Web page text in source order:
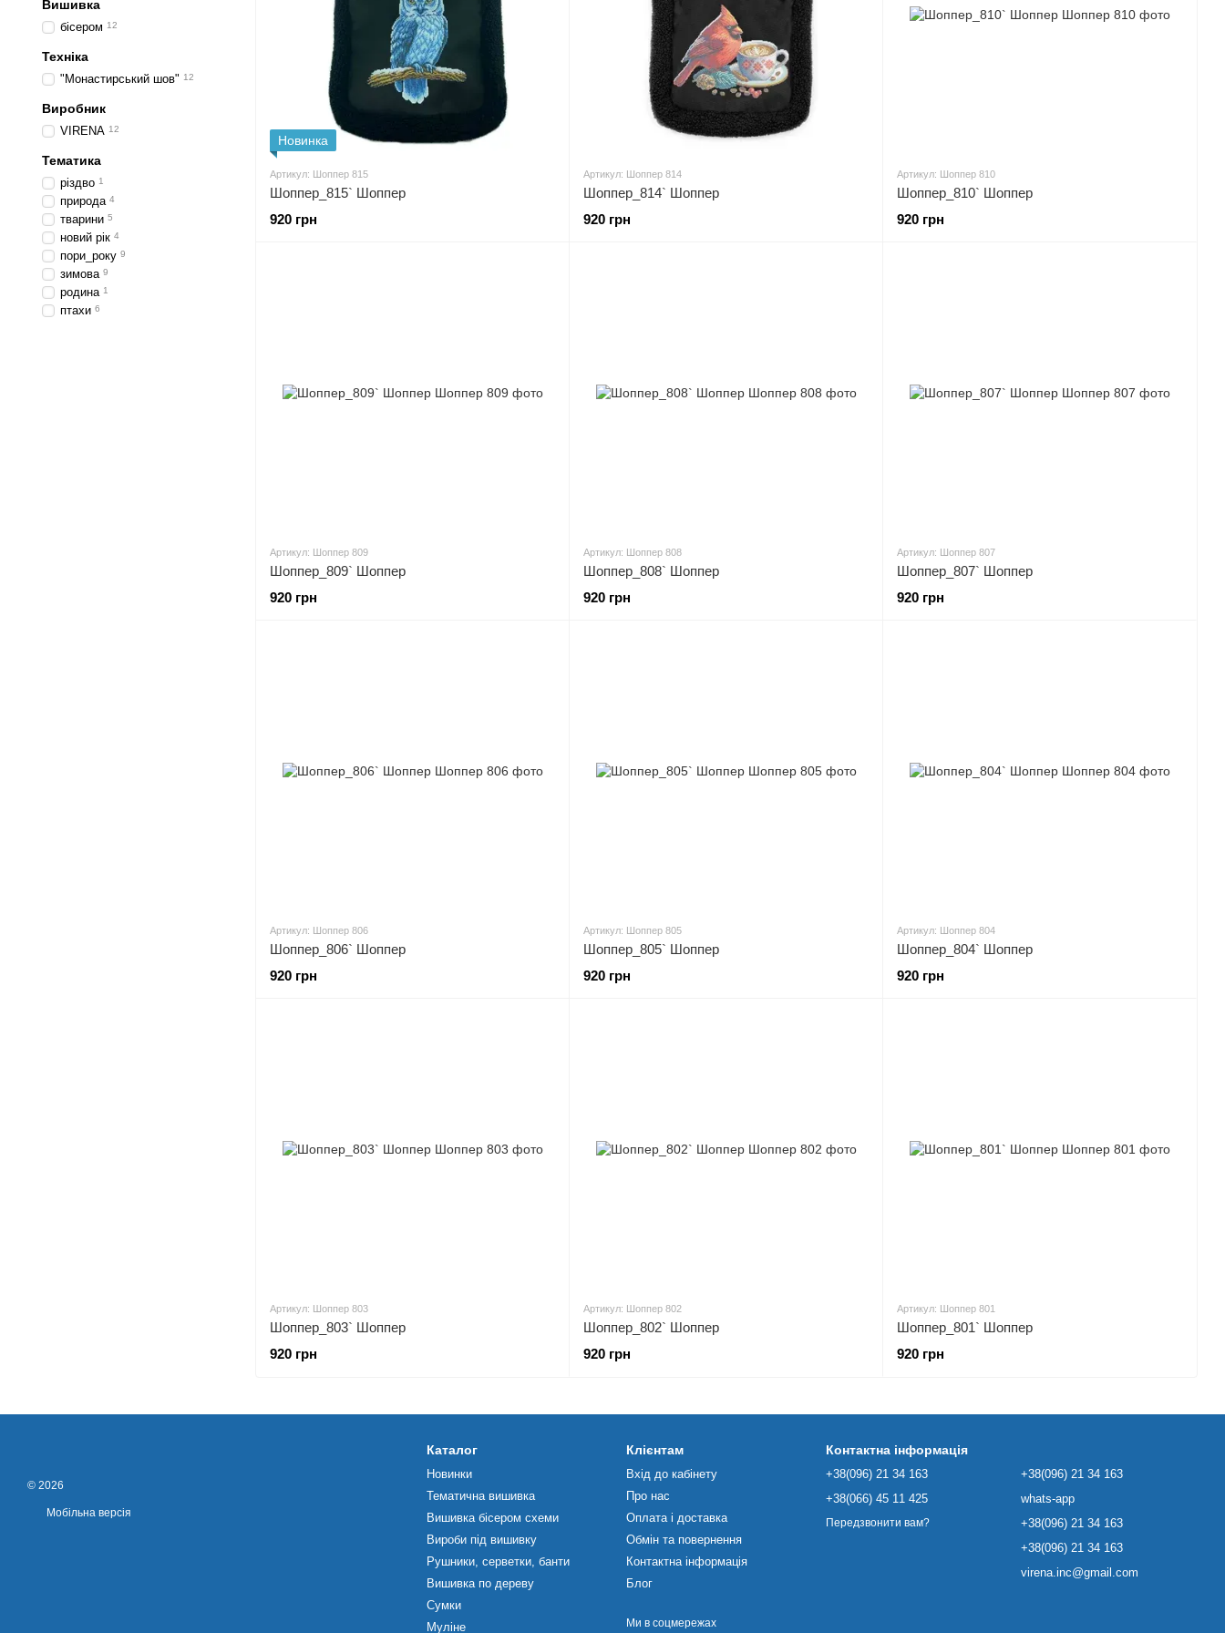
Новинка
Артикул: Шоппер 815
Шоппер_815` Шоппер
920 грн
Артикул: Шоппер 814
Шоппер_814` Шоппер
920 грн
Артикул: Шоппер 810
Шоппер_810` Шоппер
920 грн
Артикул: Шоппер 809
Шоппер_809` Шоппер
920 грн
Артикул: Шоппер 808
Шоппер_808` Шоппер
920 грн
Артикул: Шоппер 807
Шоппер_807` Шоппер
920 грн
Артикул: Шоппер 806
Шоппер_806` Шоппер
920 грн
Артикул: Шоппер 805
Шоппер_805` Шоппер
920 грн
Артикул: Шоппер 804
Шоппер_804` Шоппер
920 грн
Артикул: Шоппер 803
Шоппер_803` Шоппер
920 грн
Артикул: Шоппер 802
Шоппер_802` Шоппер
920 грн
Артикул: Шоппер 801
Шоппер_801` Шоппер
920 грн
Вишивка
бісером 12
Техніка
"Монастирський шов" 12
Виробник
VIRENA 12
Тематика
різдво 1
природа 4
тварини 5
новий рік 4
пори_року 9
зимова 9
родина 1
птахи 6
© 2026
Мобільна версія
Каталог
Новинки
Тематична вишивка
Вишивка бісером схеми
Вироби під вишивку
Рушники, серветки, банти
Вишивка по дереву
Сумки
Муліне
Клієнтам
Вхід до кабінету
Про нас
Оплата і доставка
Обмін та повернення
Контактна інформація
Блог
Ми в соцмережах
Контактна інформація
+38(096) 21 34 163
+38(066) 45 11 425
Передзвонити вам?
+38(096) 21 34 163
whats-app
+38(096) 21 34 163
+38(096) 21 34 163
virena.inc@gmail.com